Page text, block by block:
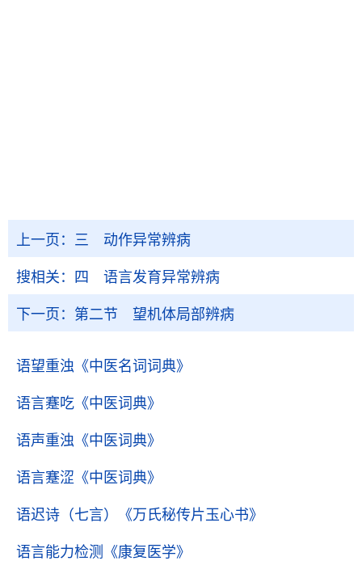
上一页： 三 动作异常辨病
搜相关： 四 语言发育异常辨病
下一页： 第二节 望机体局部辨病
语望重浊 《中医名词词典》
语言蹇吃 《中医词典》
语声重浊 《中医词典》
语言蹇涩 《中医词典》
语迟诗（七言） 《万氏秘传片玉心书》
语言能力检测 《康复医学》